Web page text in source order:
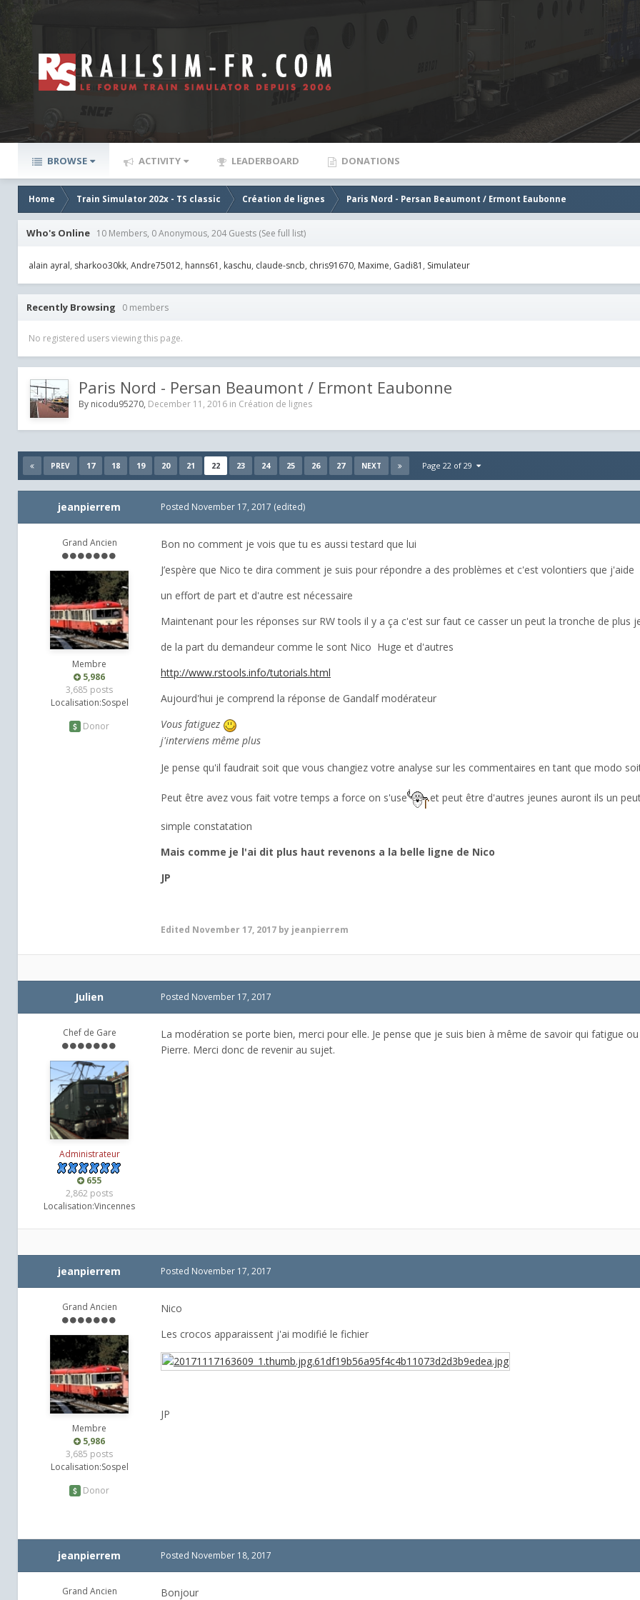
BROWSE ACTIVITY LEADERBOARD DONATIONS
Home Train Simulator 202x - TS classic Création de lignes Paris Nord - Persan Beaumont / Ermont Eaubonne
Who's Online 10 Members, 0 Anonymous, 204 Guests (See full list)
alain ayral sharkoo30kk Andre75012 hanns61 kaschu claude-sncb chris91670 Maxime Gadi81 Simulateur
Recently Browsing 0 members
No registered users viewing this page.
Paris Nord - Persan Beaumont / Ermont Eaubonne
By nicodu95270, December 11, 2016 in Création de lignes
PREV 17 18 19 20 21 22 23 24 25 26 27 NEXT Page 22 of 29
jeanpierrem
Grand Ancien
Membre
5,986
3,685 posts
Localisation:Sospel
Donor
Posted November 17, 2017 (edited)
Bon no comment je vois que tu es aussi testard que lui
J’espère que Nico te dira comment je suis pour répondre a des problèmes et c'est volontiers que
un effort de part et d'autre est nécessaire
Maintenant pour les réponses sur RW tools il y a ça c'est sur faut ce casser un peut la tronche de
de la part du demandeur comme le sont Nico Huge et d'autres
http://www.rstools.info/tutorials.html
Aujourd'hui je comprend la réponse de Gandalf modérateur
Vous fatiguez
j'interviens même plus
Je pense qu'il faudrait soit que vous changiez votre analyse sur les commentaires en tant que modo
Peut être avez vous fait votre temps a force on s'use et peut être d'autres jeunes auront ils un
simple constatation
Mais comme je l'ai dit plus haut revenons a la belle ligne de Nico
JP
Edited November 17, 2017 by jeanpierrem
Julien
Chef de Gare
Administrateur
655
2,862 posts
Localisation:Vincennes
Posted November 17, 2017
La modération se porte bien, merci pour elle. Je pense que je suis bien à même de savoir qui fatigue
Pierre. Merci donc de revenir au sujet.
jeanpierrem
Grand Ancien
Membre
5,986
3,685 posts
Localisation:Sospel
Donor
Posted November 17, 2017
Nico
Les crocos apparaissent j'ai modifié le fichier
JP
jeanpierrem
Grand Ancien
Posted November 18, 2017
Bonjour